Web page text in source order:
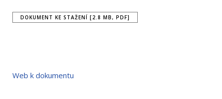
DOKUMENT KE STAŽENÍ [2.8 MB, PDF]
Web k dokumentu